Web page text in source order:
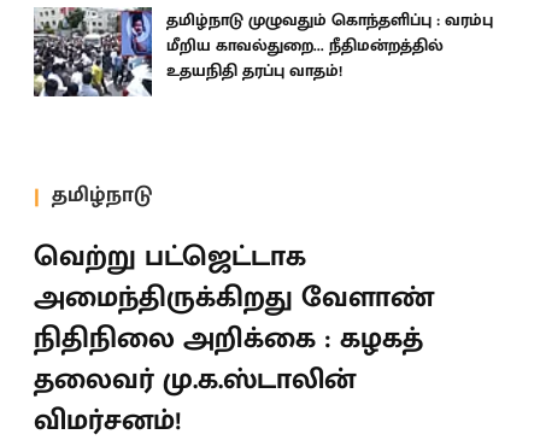
தமிழ்நாடு முழுவதும் கொந்தளிப்பு : வரம்பு
மீறிய காவல்துறை... நீதிமன்றத்தில்
உதயநிதி தரப்பு வாதம்!
தமிழ்நாடு
வெற்று பட்ஜெட்டாக
அமைந்திருக்கிறது வேளாண்
நிதிநிலை அறிக்கை : கழகத்
தலைவர் மு.க.ஸ்டாலின்
விமர்சனம்!